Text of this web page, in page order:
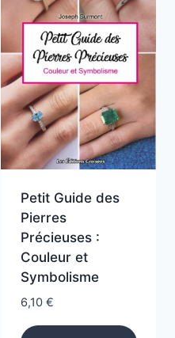
Petit Guide des
Pierres
Précieuses :
Couleur et
Symbolisme
6,10 €